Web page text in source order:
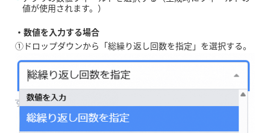
値が使用されます。）
・数値を入力する場合
①ドロップダウンから「総繰り返し回数を指定」を選択する。